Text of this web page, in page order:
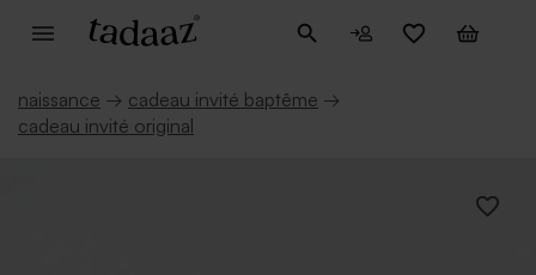
naissance → cadeau invité baptême →
cadeau invité original